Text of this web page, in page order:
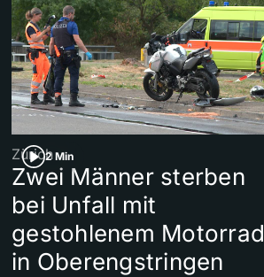
2 Min
Zürich
Zwei Männer sterben
bei Unfall mit
gestohlenem Motorrad
in Oberengstringen